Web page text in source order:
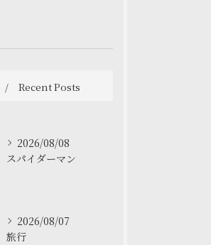
Recent Posts
2026/08/08
スパイダーマン
2026/08/07
旅行